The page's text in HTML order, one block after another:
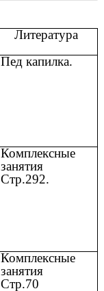
Литература
Пед капилка.
Комплексные
занятия
Стр.292.
Комплексные
занятия
Стр.70